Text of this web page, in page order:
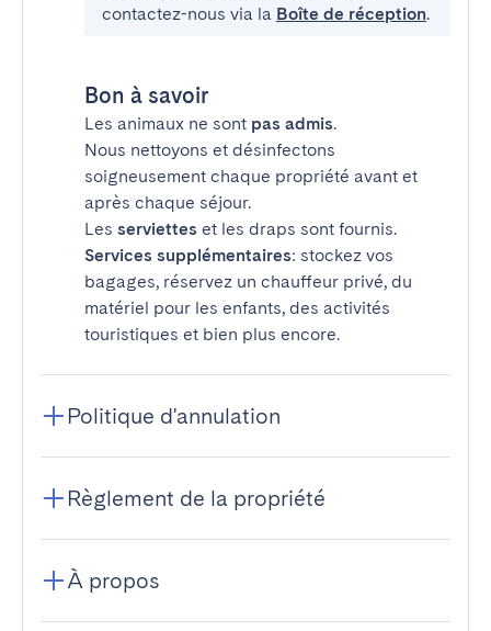
contactez-nous via la Boîte de réception.
Bon à savoir
Les animaux ne sont pas admis.
Nous nettoyons et désinfectons
soigneusement chaque propriété avant et
après chaque séjour.
Les serviettes et les draps sont fournis.
Services supplémentaires: stockez vos
bagages, réservez un chauffeur privé, du
matériel pour les enfants, des activités
touristiques et bien plus encore.
Politique d'annulation
Règlement de la propriété
À propos